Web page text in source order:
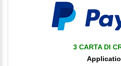
3 CARTA DI